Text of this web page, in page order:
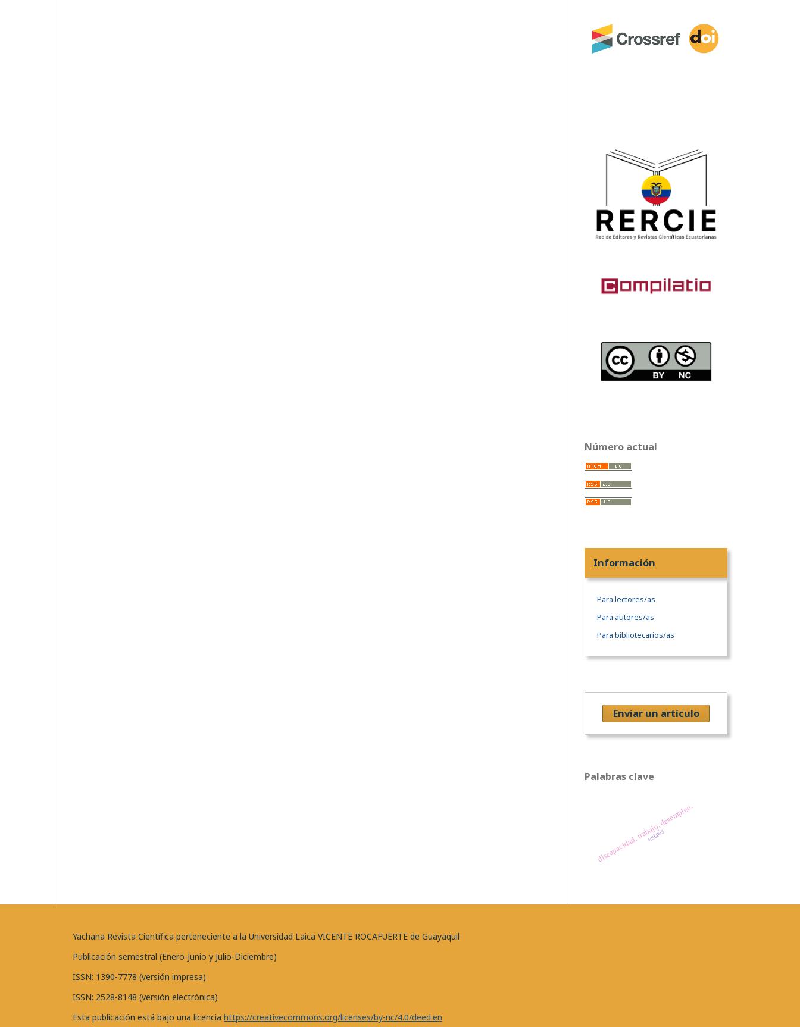
Número actual
Información
Para lectores/as
Para autores/as
Para bibliotecarios/as
Enviar un artículo
Palabras clave
estrés
discapacidad, trabajo, desempleo.
Yachana Revista Científica perteneciente a la Universidad Laica VICENTE ROCAFUERTE de Guayaquil
Publicación semestral (Enero-Junio y Julio-Diciembre)
ISSN: 1390-7778 (versión impresa)
ISSN: 2528-8148 (versión electrónica)
Esta publicación está bajo una licencia https://creativecommons.org/licenses/by-nc/4.0/deed.en